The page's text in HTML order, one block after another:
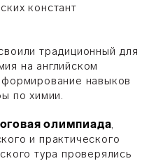
констант
традиционный для
на английском
навыков
по химии.
олимпиада,
и практического
тура проверялись